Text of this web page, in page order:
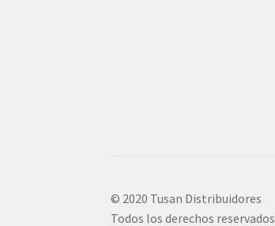
© 2020 Tusan Distribuidores
Todos los derechos reservados